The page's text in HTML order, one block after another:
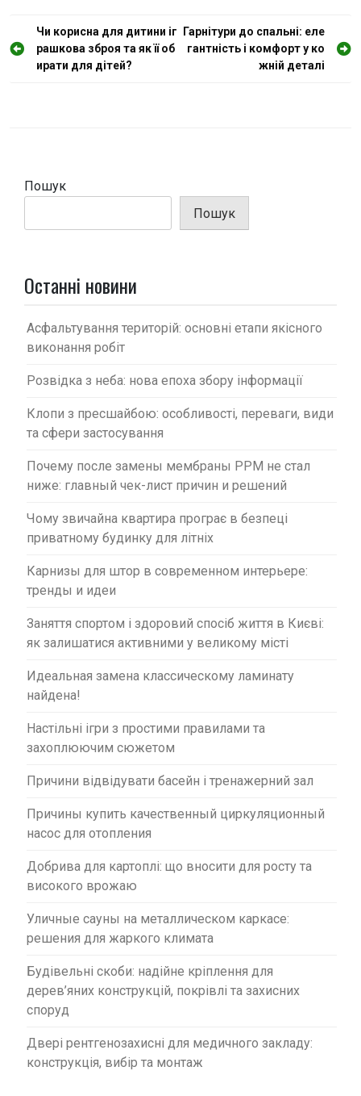
Н
а
Чи корисна для дитини іг
рашкова зброя та як її об
ирати для дітей?
Гарнітури до спальні: еле
гантність і комфорт у ко
жній деталі
Пошук
Пошук
Останні новини
Асфальтування територій: основні етапи якісного
виконання робіт
Розвідка з неба: нова епоха збору інформації
Клопи з пресшайбою: особливості, переваги, види
та сфери застосування
Почему после замены мембраны PPM не стал
ниже: главный чек-лист причин и решений
Чому звичайна квартира програє в безпеці
приватному будинку для літніх
Карнизы для штор в современном интерьере:
тренды и идеи
Заняття спортом і здоровий спосіб життя в Києві:
як залишатися активними у великому місті
Идеальная замена классическому ламинату
найдена!
Настільні ігри з простими правилами та
захоплюючим сюжетом
Причини відвідувати басейн і тренажерний зал
Причины купить качественный циркуляционный
насос для отопления
Добрива для картоплі: що вносити для росту та
високого врожаю
Уличные сауны на металлическом каркасе:
решения для жаркого климата
Будівельні скоби: надійне кріплення для
дерев’яних конструкцій, покрівлі та захисних
споруд
Двері рентгенозахисні для медичного закладу:
конструкція, вибір та монтаж